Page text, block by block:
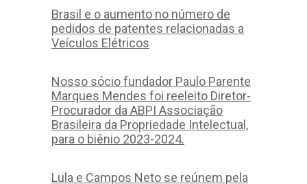
Brasil e o aumento no número de
pedidos de patentes relacionadas a
Veículos Elétricos
Nosso sócio fundador Paulo Parente
Marques Mendes foi reeleito Diretor-
Procurador da ABPI Associação
Brasileira da Propriedade Intelectual,
para o biênio 2023-2024.
Lula e Campos Neto se reúnem pela